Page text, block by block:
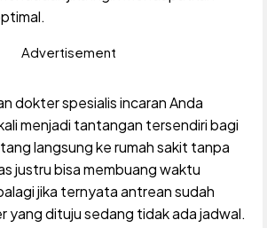
Advertisement
dokter spesialis incaran Anda
menjadi tantangan tersendiri bagi
langsung ke rumah sakit tanpa
justru bisa membuang waktu
jika ternyata antrean sudah
yang dituju sedang tidak ada jadwal.